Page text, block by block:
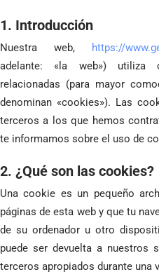
1. Introducción
Nuestra web, https://
adelante: «la web») utiliza
relacionadas (para mayor
denominan «cookies»). Las
terceros a los que hemos
te informamos sobre el uso de
2. ¿Qué son las cookies?
Una cookie es un pequeño
páginas de esta web y que tu
de su ordenador u otro
puede ser devuelta a nuestros
terceros apropiados durante una